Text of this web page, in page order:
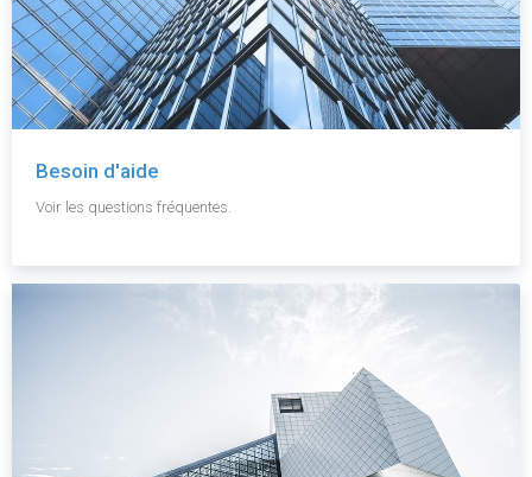
Besoin d'aide
Voir les questions fréquentes.